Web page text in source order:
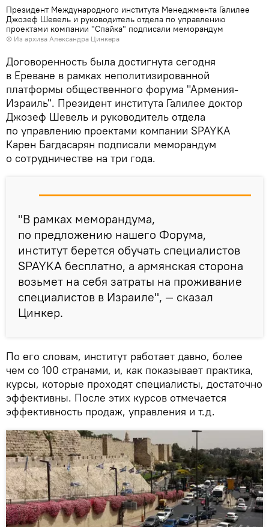
Президент Международного института Менеджмента Галилее
Джозеф Шевель и руководитель отдела по управлению
проектами компании "Спайка" подписали меморандум
© Из архива Александра Цинкера
Договоренность была достигнута сегодня
в Ереване в рамках неполитизированной
платформы общественного форума "Армения-
Израиль". Президент института Галилее доктор
Джозеф Шевель и руководитель отдела
по управлению проектами компании SPAYKA
Карен Багдасарян подписали меморандум
о сотрудничестве на три года.
"В рамках меморандума,
по предложению нашего Форума,
институт берется обучать специалистов
SPAYKA бесплатно, а армянская сторона
возьмет на себя затраты на проживание
специалистов в Израиле", — сказал
Цинкер.
По его словам, институт работает давно, более
чем со 100 странами, и, как показывает практика,
курсы, которые проходят специалисты, достаточно
эффективны. После этих курсов отмечается
эффективность продаж, управления и т.д.